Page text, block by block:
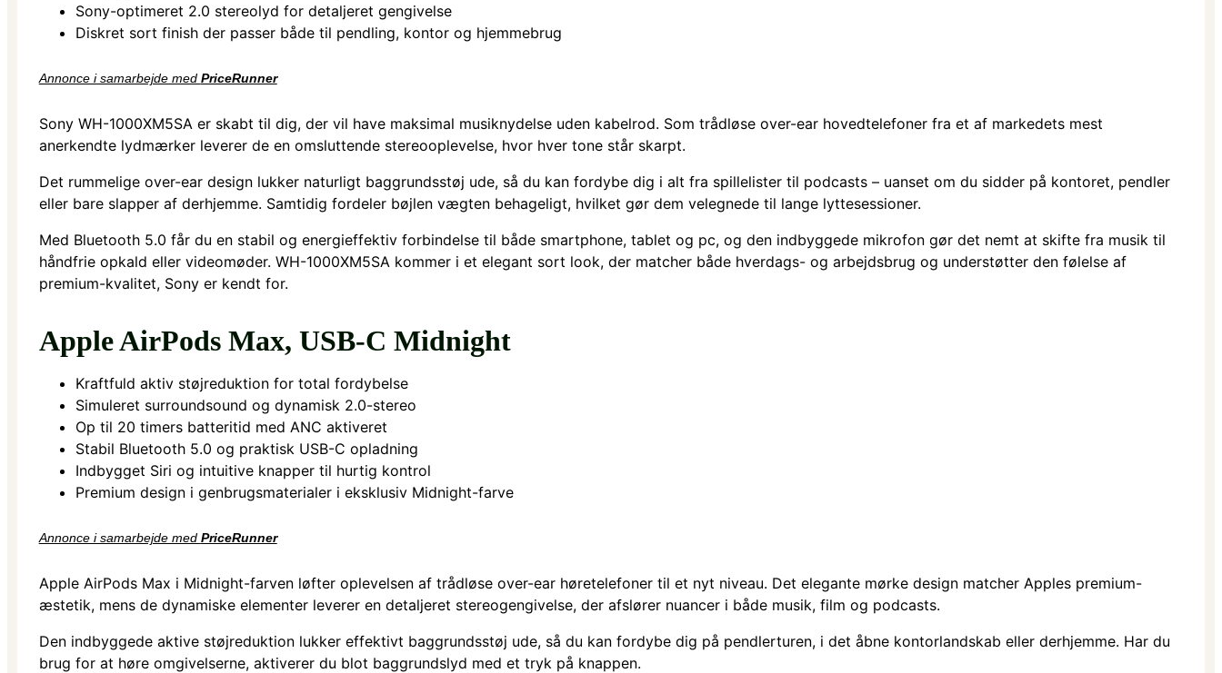
Sony-optimeret 2.0 stereolyd for detaljeret gengivelse
Diskret sort finish der passer både til pendling, kontor og hjemmebrug
Annonce i samarbejde med PriceRunner
Sony WH-1000XM5SA er skabt til dig, der vil have maksimal musiknydelse uden kabelrod. Som trådløse over-ear hovedtelefoner fra et af markedets mest
anerkendte lydmærker leverer de en omsluttende stereooplevelse, hvor hver tone står skarpt.
Det rummelige over-ear design lukker naturligt baggrundsstøj ude, så du kan fordybe dig i alt fra spillelister til podcasts – uanset om du sidder på kontoret, pendler
eller bare slapper af derhjemme. Samtidig fordeler bøjlen vægten behageligt, hvilket gør dem velegnede til lange lytte­sessioner.
Med Bluetooth 5.0 får du en stabil og energieffektiv forbindelse til både smartphone, tablet og pc, og den indbyggede mikrofon gør det nemt at skifte fra musik til
håndfrie opkald eller videomøder. WH-1000XM5SA kommer i et elegant sort look, der matcher både hverdags- og arbejdsbrug og understøtter den følelse af
premium-kvalitet, Sony er kendt for.
Apple AirPods Max, USB-C Midnight
Kraftfuld aktiv støjreduktion for total fordybelse
Simuleret surroundsound og dynamisk 2.0-stereo
Op til 20 timers batteritid med ANC aktiveret
Stabil Bluetooth 5.0 og praktisk USB-C opladning
Indbygget Siri og intuitive knapper til hurtig kontrol
Premium design i genbrugsmaterialer i eksklusiv Midnight-farve
Annonce i samarbejde med PriceRunner
Apple AirPods Max i Midnight-farven løfter oplevelsen af trådløse over-ear høretelefoner til et nyt niveau. Det elegante mørke design matcher Apples premium-
æstetik, mens de dynamiske elementer leverer en detaljeret stereo­gengivelse, der afslører nuancer i både musik, film og podcasts.
Den indbyggede aktive støjreduktion lukker effektivt baggrundsstøj ude, så du kan fordybe dig på pendler­turen, i det åbne kontorlandskab eller derhjemme. Har du
brug for at høre omgivelserne, aktiverer du blot baggrundslyd med et tryk på knappen.